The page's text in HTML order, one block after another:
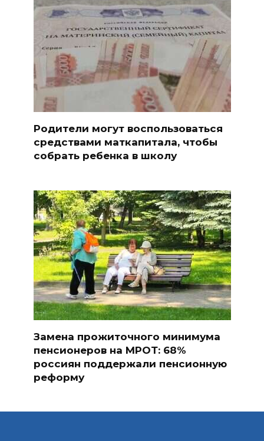
Родители могут воспользоваться
средствами маткапитала, чтобы
собрать ребенка в школу
Замена прожиточного минимума
пенсионеров на МРОТ: 68%
россиян поддержали пенсионную
реформу